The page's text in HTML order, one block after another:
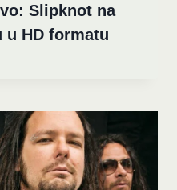
Slipknot na
u HD formatu